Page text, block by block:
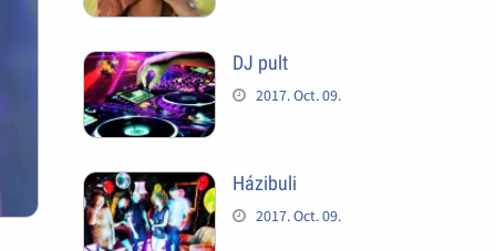
DJ pult
2017. Oct. 09.
Házibuli
2017. Oct. 09.